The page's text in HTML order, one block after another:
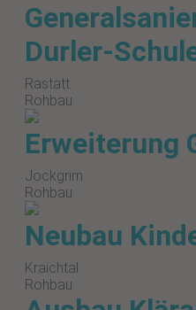
Durler-
Rastatt
Rohbau
Erweiterung
Jockgrim
Rohbau
Neubau
Kraichtal
Rohbau